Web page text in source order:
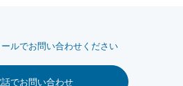
ルでお問い合わせください
でお問い合わせ